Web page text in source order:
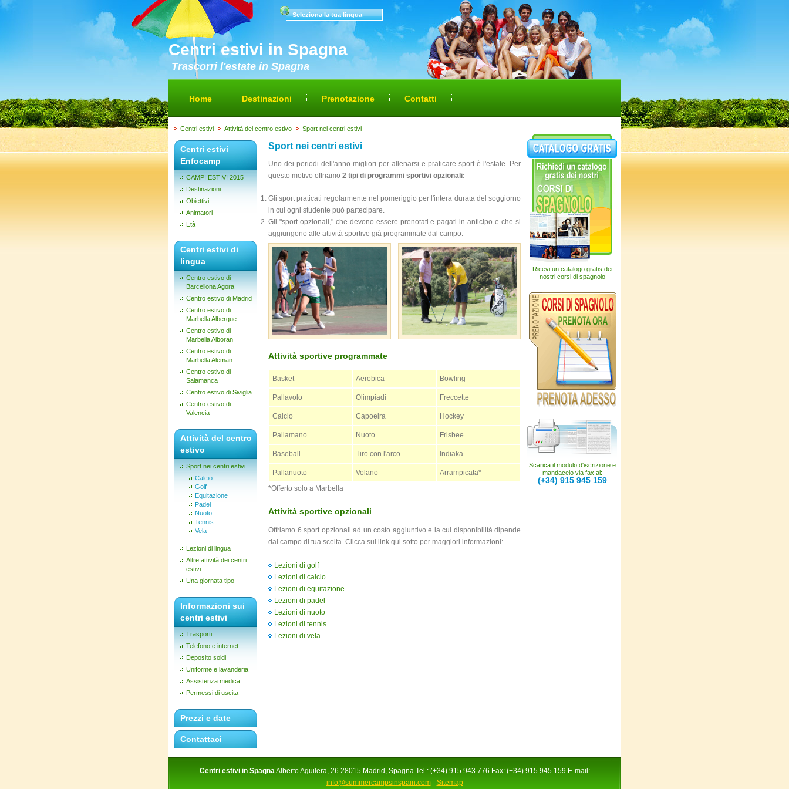
Centri estivi in Spagna
Trascorri l'estate in Spagna
Seleziona la tua lingua
Home Destinazioni Prenotazione Contatti
Centri estivi Attività del centro estivo Sport nei centri estivi
Centri estivi
Enfocamp
CAMPI ESTIVI 2015
Destinazioni
Obiettivi
Animatori
Età
Centri estivi di
lingua
Centro estivo di
Barcellona Agora
Centro estivo di Madrid
Centro estivo di
Marbella Albergue
Centro estivo di
Marbella Alboran
Centro estivo di
Marbella Aleman
Centro estivo di
Salamanca
Centro estivo di Siviglia
Centro estivo di
Valencia
Attività del centro
estivo
Sport nei centri estivi
Calcio
Golf
Equitazione
Padel
Nuoto
Tennis
Vela
Lezioni di lingua
Altre attività dei centri
estivi
Una giornata tipo
Informazioni sui
centri estivi
Trasporti
Telefono e internet
Deposito soldi
Uniforme e lavanderia
Assistenza medica
Permessi di uscita
Prezzi e date
Contattaci
Sport nei centri estivi
Uno dei periodi dell'anno migliori per allenarsi e praticare sport è l'estate. Per
questo motivo offriamo 2 tipi di programmi sportivi opzionali:
Gli sport praticati regolarmente nel pomeriggio per l'intera durata del soggiorno
in cui ogni studente può partecipare.
Gli "sport opzionali," che devono essere prenotati e pagati in anticipo e che si
aggiungono alle attività sportive già programmate dal campo.
Attività sportive programmate
Basket Aerobica Bowling
Pallavolo Olimpiadi Freccette
Calcio Capoeira Hockey
Pallamano Nuoto Frisbee
Baseball Tiro con l'arco Indiaka
Pallanuoto Volano
Arrampicata*
*Offerto solo a Marbella
Attività sportive opzionali
Offriamo 6 sport opzionali ad un costo aggiuntivo e la cui disponibilità dipende
dal campo di tua scelta. Clicca sui link qui sotto per maggiori informazioni:
Lezioni di golf
Lezioni di calcio
Lezioni di equitazione
Lezioni di padel
Lezioni di nuoto
Lezioni di tennis
Lezioni di vela
Ricevi un catalogo gratis dei
nostri corsi di spagnolo
Scarica il modulo d'iscrizione e
mandacelo via fax al:
(+34) 915 945 159
Centri estivi in SpagnaAlberto Aguilera, 26 28015 Madrid, Spagna Tel.: (+34) 915 943 776 Fax: (+34) 915 945 159 E-mail:
info@summercampsinspain.com- Sitemap